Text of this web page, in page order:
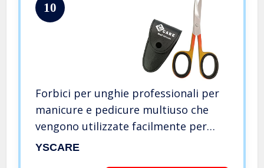
10
Forbici per unghie professionali per
manicure e pedicure multiuso che
vengono utilizzate facilmente per
lame curve per uomini e donne
YSCARE